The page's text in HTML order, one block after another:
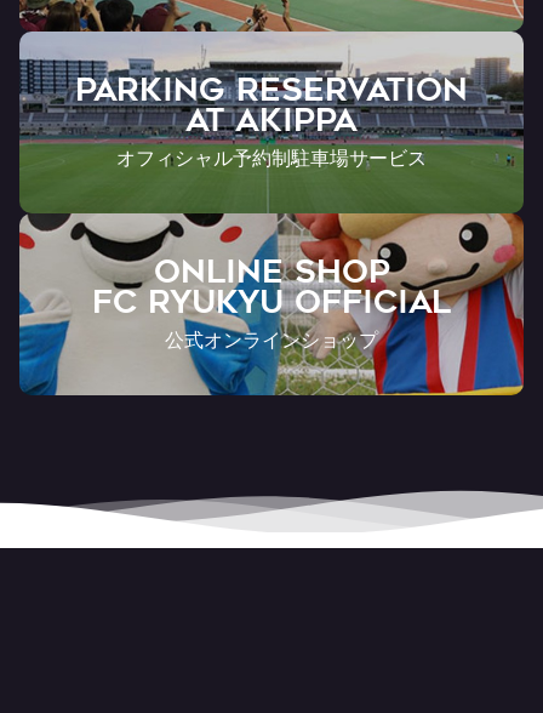
PARKING RESERVATION
AT Akippa
オフィシャル予約制駐車場サービス
ONLINE SHOP
FC RYUKYU OFFICIAL
公式オンラインショップ